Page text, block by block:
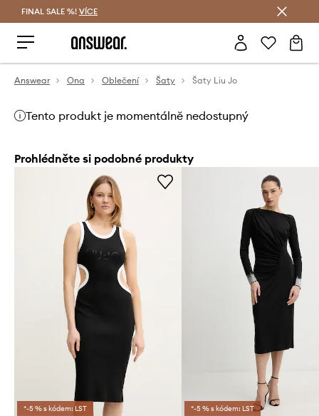
FINAL SALE %! VÍCE
Answear Ona Oblečení Šaty Šaty Liu Jo
Tento produkt je momentálně nedostupný
Prohlédněte si podobné produkty
*-5 % s kódem: LST *-5 % s kódem: LST